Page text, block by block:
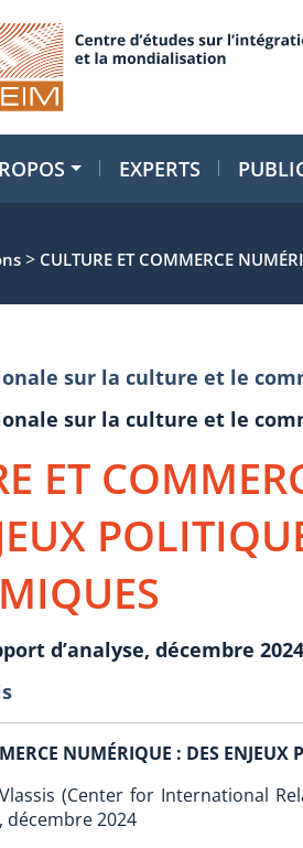
EXPERTS
> CULTURE ET COMMERCE
sur la culture et le
sur la culture et le
ET
d’analyse, décembre
NUMÉRIQUE : DES ENJEUX
(Center for International
décembre 2024